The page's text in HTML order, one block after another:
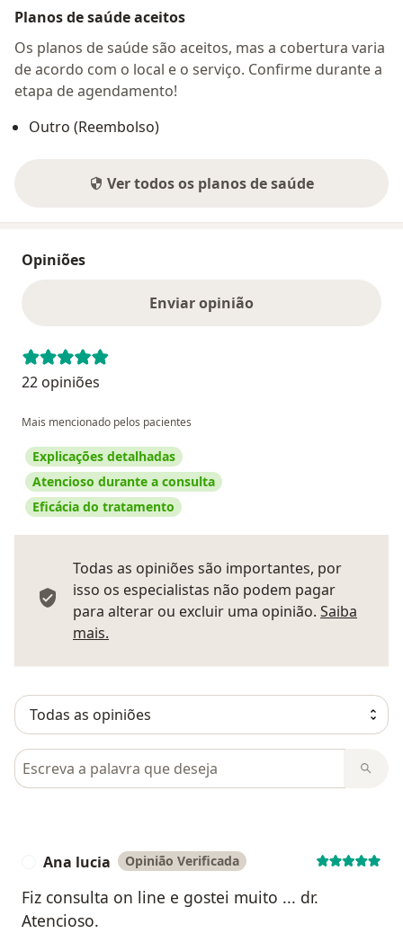
Planos de saúde aceitos
Os planos de saúde são aceitos, mas a cobertura varia
de acordo com o local e o serviço. Confirme durante a
etapa de agendamento!
Outro (Reembolso)
Ver todos os planos de saúde
Opiniões
Enviar opinião
22 opiniões
Mais mencionado pelos pacientes
Explicações detalhadas
Atencioso durante a consulta
Eficácia do tratamento
Todas as opiniões são importantes, por
isso os especialistas não podem pagar
para alterar ou excluir uma opinião. Saiba
mais.
Pesquisar em opiniões
Ana lucia Opinião Verificada
Fiz consulta on line e gostei muito ... dr.
Atencioso.